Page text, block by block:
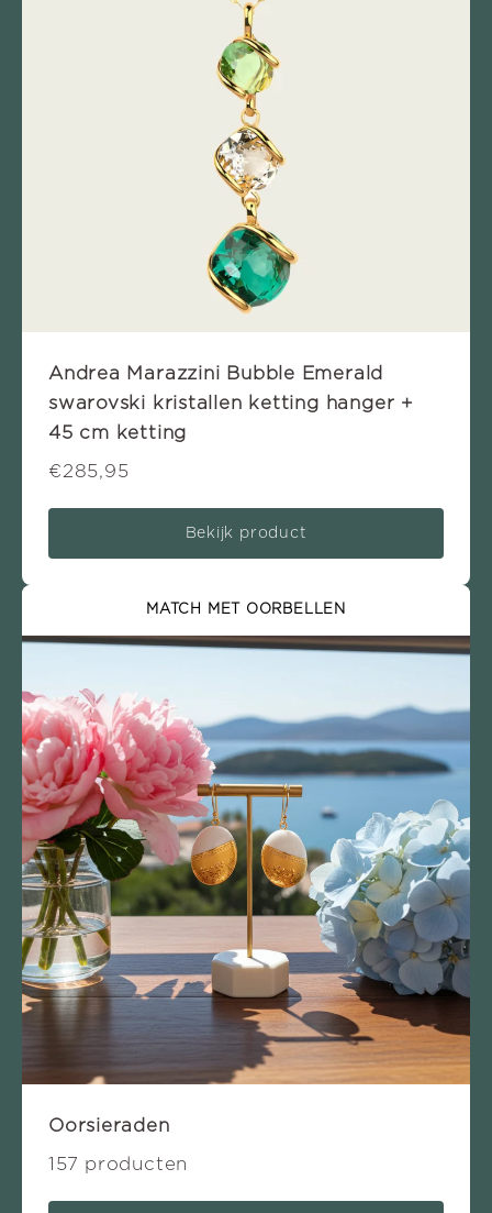
Andrea Marazzini Bubble Emerald
swarovski kristallen ketting hanger +
45 cm ketting
€285,95
Bekijk product
MATCH MET OORBELLEN
Oorsieraden
157 producten